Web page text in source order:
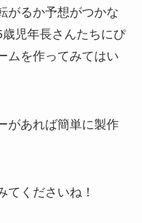
がるか予想がつかな
児年長さんたちにぴ
ムを作ってみてはい
があれば簡単に製作
てくださいね！